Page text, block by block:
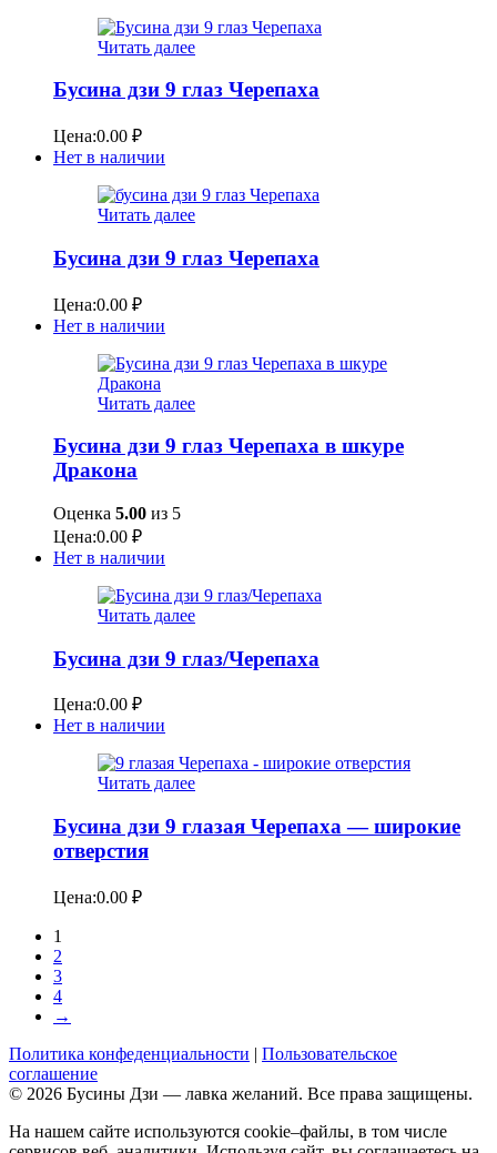
Читать далее
Бусина дзи 9 глаз Черепаха
Цена:0.00 ₽
Нет в наличии
Читать далее
Бусина дзи 9 глаз Черепаха
Цена:0.00 ₽
Нет в наличии
Читать далее
Бусина дзи 9 глаз Черепаха в шкуре
Дракона
Оценка 5.00 из 5
Цена:0.00 ₽
Нет в наличии
Читать далее
Бусина дзи 9 глаз/Черепаха
Цена:0.00 ₽
Нет в наличии
Читать далее
Бусина дзи 9 глазая Черепаха — широкие
отверстия
Цена:0.00 ₽
1
2
3
4
→
Политика конфеденциальности | Пользовательское
соглашение
© 2026 Бусины Дзи — лавка желаний. Все права защищены.
На нашем сайте используются cookie–файлы, в том числе